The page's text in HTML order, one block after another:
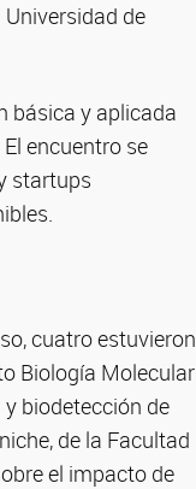
de
básica y aplicada
encuentro se
startups
cuatro estuvieron
Biología Molecular
y biodetección de
de la Facultad
el impacto de